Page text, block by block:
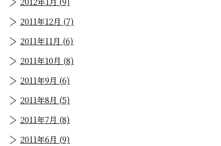
2011年12月 (7)
2011年11月 (6)
2011年10月 (8)
2011年9月 (6)
2011年8月 (5)
2011年7月 (8)
2011年6月 (9)